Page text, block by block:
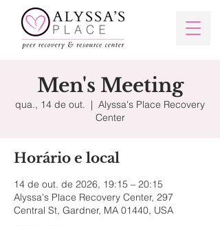
Men's Meeting
qua., 14 de out.
  |
Alyssa's Place Recovery
Center
Horário e local
14 de out. de 2026, 19:15 – 20:15
Alyssa's Place Recovery Center, 297
Central St, Gardner, MA 01440, USA